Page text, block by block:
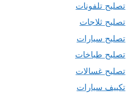
تصليح تلفونات
تصليح ثلاجات
تصليح سيارات
تصليح طباخات
تصليح غسالات
تكييف سيارات